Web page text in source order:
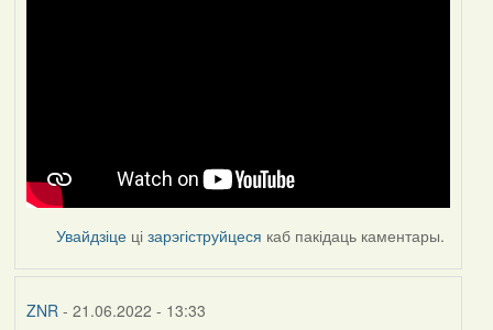
Увайдзіце цізарэгіструйцеся каб пакідаць каментары.
ZNR - 21.06.2022 - 13:33